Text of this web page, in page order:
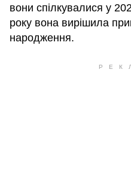
вони спілкувалися у
року вона вирішила
народження.